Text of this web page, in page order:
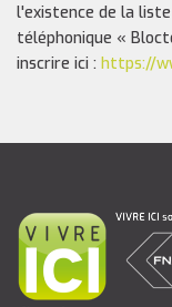
l'existence de la
téléphonique «
inscrire ici : https://